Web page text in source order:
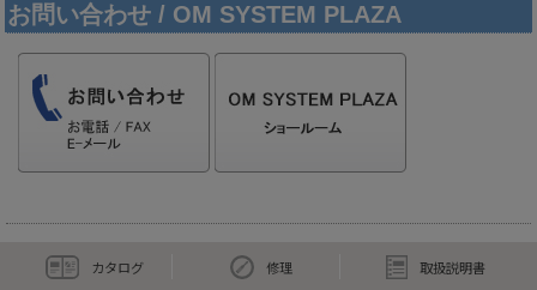
お問い合わせ / OM SYSTEM PLAZA
カタログ 修理 取扱説明書